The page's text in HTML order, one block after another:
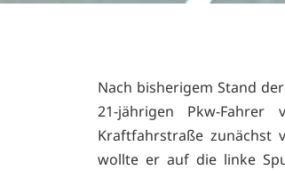
Nach bisherigem Stand
21-jährigen Pkw-
Kraftfahrstraße zunächst
wollte er auf die linke